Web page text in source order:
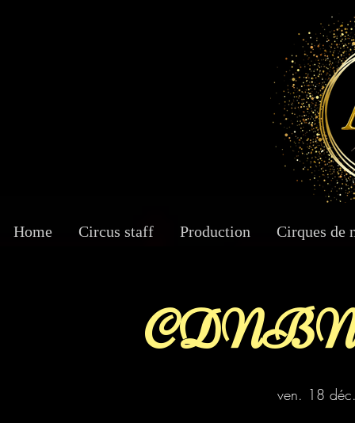
Home Circus staff Production Cirques de
CDNBN
ven. 18